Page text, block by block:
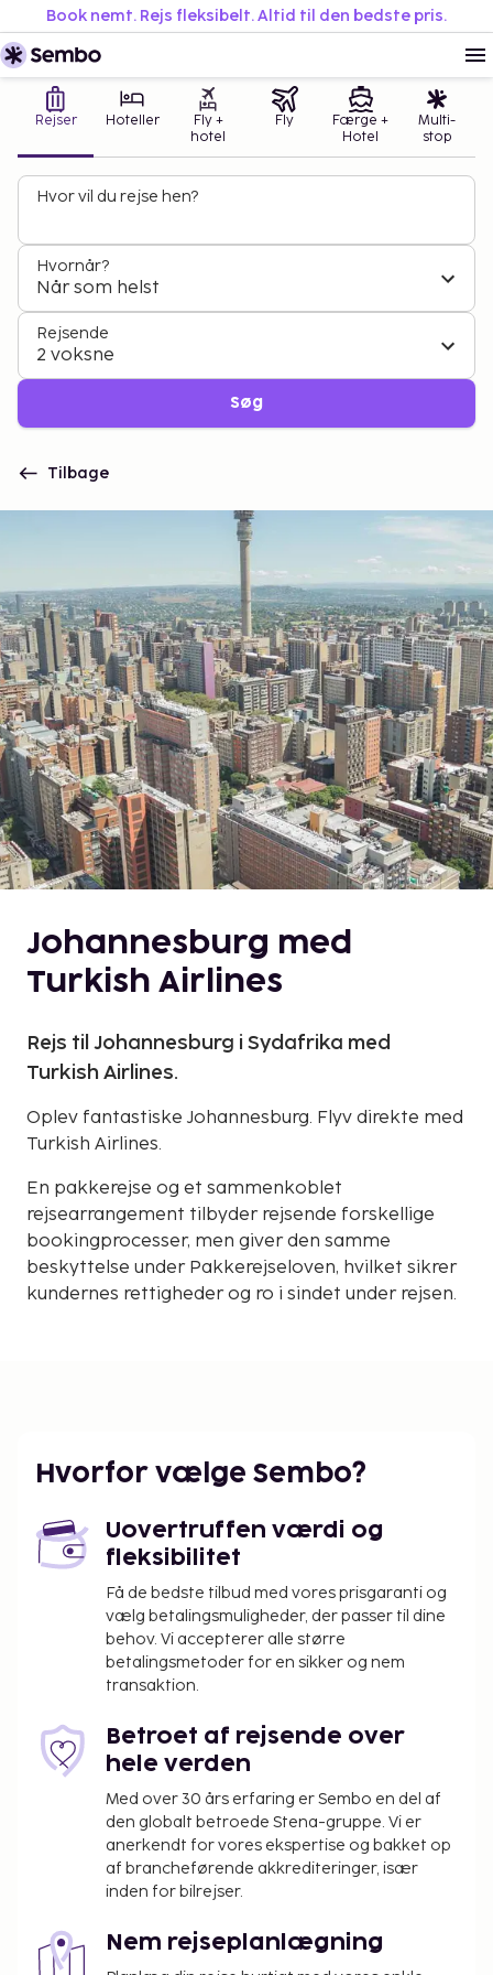
Book nemt. Rejs fleksibelt. Altid til den bedste pris.
Rejser Hoteller
Fly +
hotel
Fly
Færge +
Hotel
Multi-
stop
Hvor vil du rejse hen?
Hvornår?
Når som helst
Rejsende
2 voksne
Søg
Tilbage
Johannesburg med
Turkish Airlines
Rejs til Johannesburg i Sydafrika med
Turkish Airlines.
Oplev fantastiske Johannesburg. Flyv direkte med
Turkish Airlines.
En pakkerejse og et sammenkoblet
rejsearrangement tilbyder rejsende forskellige
bookingprocesser, men giver den samme
beskyttelse under Pakkerejseloven, hvilket sikrer
kundernes rettigheder og ro i sindet under rejsen.
Hvorfor vælge Sembo?
Uovertruffen værdi og
fleksibilitet
Få de bedste tilbud med vores prisgaranti og
vælg betalingsmuligheder, der passer til dine
behov. Vi accepterer alle større
betalingsmetoder for en sikker og nem
transaktion.
Betroet af rejsende over
hele verden
Med over 30 års erfaring er Sembo en del af
den globalt betroede Stena-gruppe. Vi er
anerkendt for vores ekspertise og bakket op
af brancheførende akkrediteringer, især
inden for bilrejser.
Nem rejseplanlægning